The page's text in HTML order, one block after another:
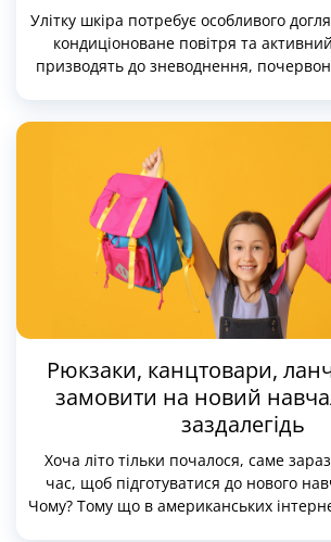
Улітку шкіра потребує особливого
кондиціоноване повітря та
призводять до зневоднення,
Рюкзаки, канцтовари,
замовити на новий
заздалегідь
Хоча літо тільки почалося, саме
час, щоб підготуватися до нового
Чому? Тому що в американських